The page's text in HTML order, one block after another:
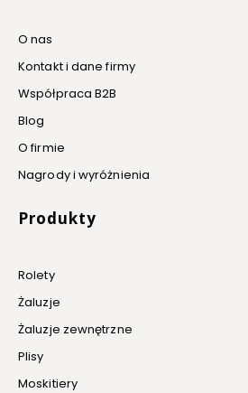
O nas
Kontakt i dane firmy
Współpraca B2B
Blog
O firmie
Nagrody i wyróżnienia
Produkty
Rolety
Żaluzje
Żaluzje zewnętrzne
Plisy
Moskitiery